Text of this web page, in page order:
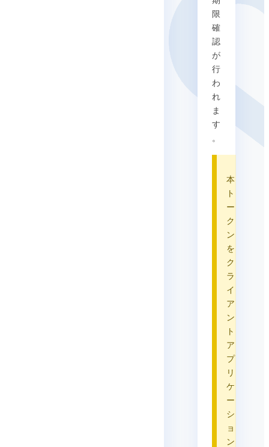
限
確
認
が
行
わ
れ
ま
す
。
本
ト
ー
ク
ン
を
ク
ラ
イ
ア
ン
ト
ア
プ
リ
ケ
ー
シ
ョ
ン